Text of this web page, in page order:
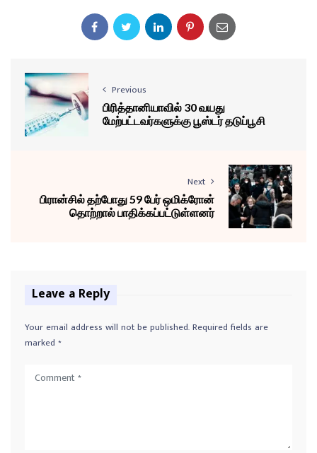
Previous
பிரித்தானியாவில் 30 வயது
மேற்பட்டவர்களுக்கு பூஸ்டர் தடுப்பூசி
Next
பிரான்சில் தற்போது 59 பேர் ஒமிக்ரோன்
தொற்றால் பாதிக்கப்பட்டுள்ளனர்
Leave a Reply
Your email address will not be published.Required fields are
marked *